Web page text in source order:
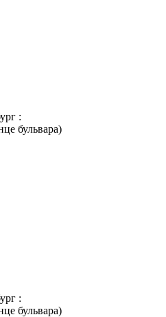
:
бульвара)
:
бульвара)